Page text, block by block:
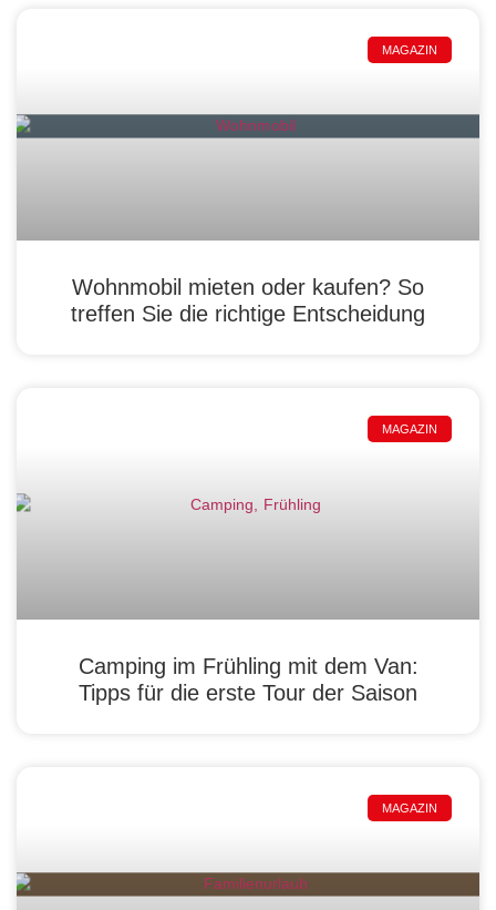
MAGAZIN
Wohnmobil mieten oder kaufen? So
treffen Sie die richtige Entscheidung
MAGAZIN
Camping im Frühling mit dem Van:
Tipps für die erste Tour der Saison
MAGAZIN